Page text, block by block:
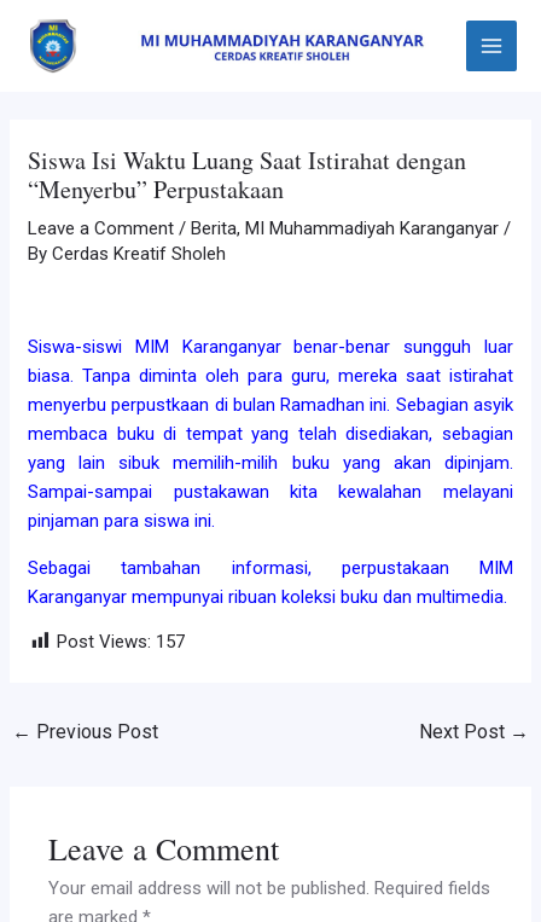
content
Main
Menu
Siswa Isi Waktu Luang Saat Istirahat dengan
“Menyerbu” Perpustakaan
Leave a Comment /Berita,MI Muhammadiyah Karanganyar /
ByCerdas Kreatif Sholeh
Siswa-siswi MIM Karanganyar benar-benar sungguh luar
biasa. Tanpa diminta oleh para guru, mereka saat istirahat
menyerbu perpustkaan di bulan Ramadhan ini. Sebagian asyik
membaca buku di tempat yang telah disediakan, sebagian
yang lain sibuk memilih-milih buku yang akan dipinjam.
Sampai-sampai pustakawan kita kewalahan melayani
pinjaman para siswa ini.
Sebagai tambahan informasi, perpustakaan MIM
Karanganyar mempunyai ribuan koleksi buku dan multimedia.
Post Views: 157
navigation
← Previous Post Next Post →
Leave a Comment
Your email address will not be published. Required fields
are marked*